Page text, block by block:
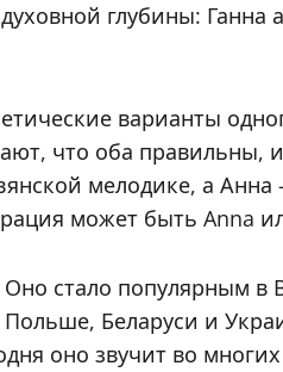
глубины: Ганна
варианты
что оба правильны,
мелодике, а
может быть Anna
стало популярным в
Беларуси и
оно звучит во